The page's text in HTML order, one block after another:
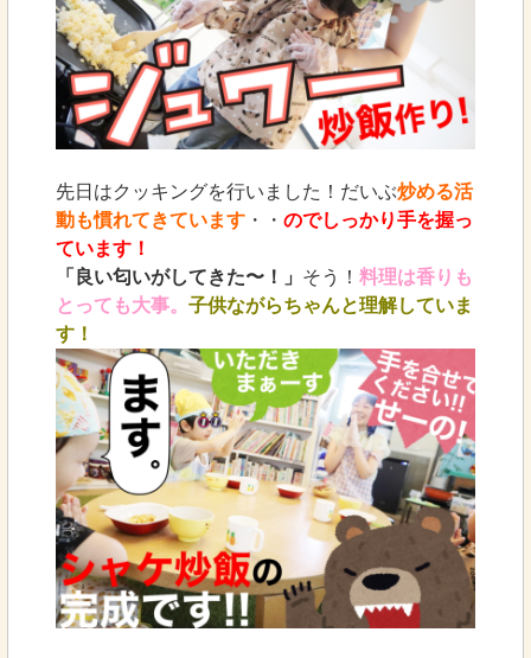
先日はクッキングを行いました！だいぶ炒める活
動も慣れてきています ・・ のでしっかり手を握っ
ています！
「良い匂いがしてきた〜！」 そう！ 料理は香りも
とっても大事。 子供ながらちゃんと理解していま
す！